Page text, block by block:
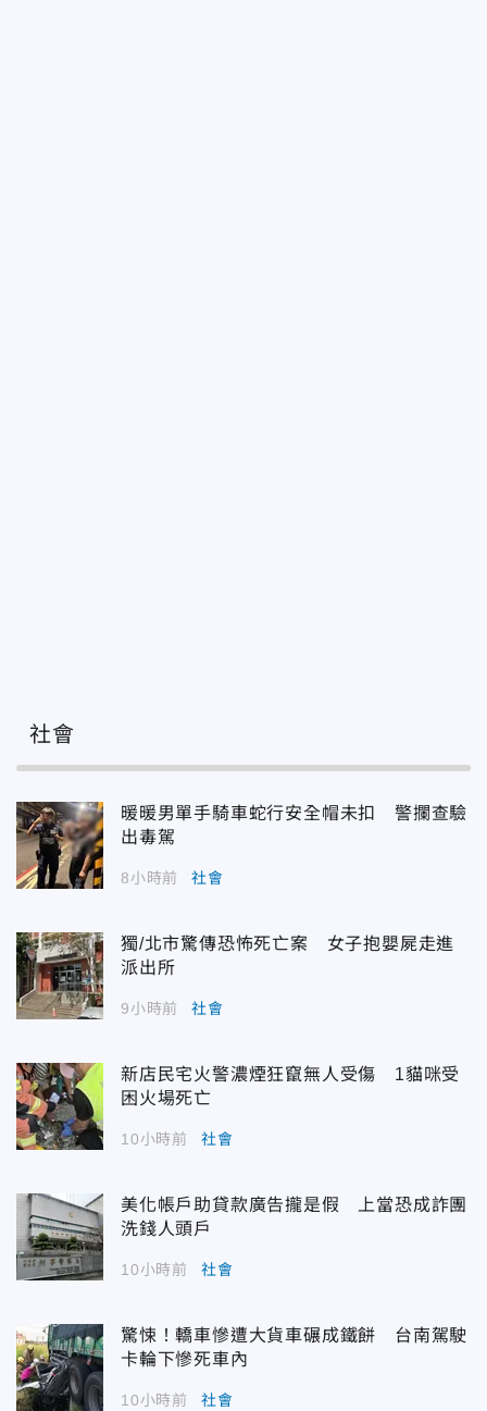
社會
暖暖男單手騎車蛇行安全帽未扣 警攔查驗
出毒駕
8小時前 社會
獨/北市驚傳恐怖死亡案 女子抱嬰屍走進
派出所
9小時前 社會
新店民宅火警濃煙狂竄無人受傷 1貓咪受
困火場死亡
10小時前 社會
美化帳戶助貸款廣告攏是假 上當恐成詐團
洗錢人頭戶
10小時前 社會
驚悚！轎車慘遭大貨車碾成鐵餅 台南駕駛
卡輪下慘死車內
10小時前 社會